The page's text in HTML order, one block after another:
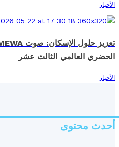
الأخبار
الحضري العالمي الثالث عشر
الأخبار
أحدث محتوى